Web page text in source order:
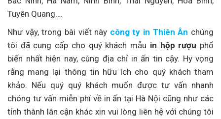
Tuyên Quang….
Như vậy, trong bài viết này công ty in Thiên Ân chúng
tôi đã cung cấp cho quý khách mẫu in hộp rượu phổ
biến nhất hiện nay, cùng địa chỉ in ấn tin cậy. Hy vọng
rằng mang lại thông tin hữu ích cho quý khách tham
khảo. Nếu quý quý khách muốn được tư vấn nhanh
chóng tư vấn miễn phí về in ấn tại Hà Nội cũng như các
tỉnh thành lân cận khác xin vui lòng liên hệ với chúng tôi